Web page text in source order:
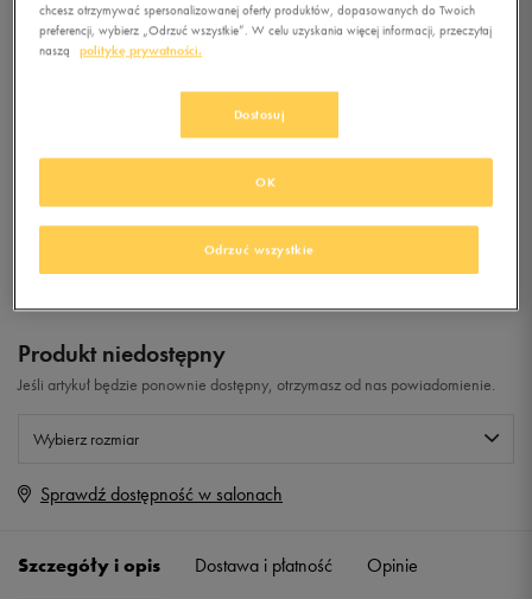
NIKE REVOLUTION EU
KLUBIE 50 STYLE
Produkt niedostępny
Jeśli artykuł będzie ponownie dostępny, otrzymasz od nas powiadomienie.
Wybierz rozmiar
Rozmiary EU
Sprawdź dostępność w salonach
Szczegóły i opis Dostawa i płatność Opinie
chcesz otrzymywać spersonalizowanej oferty produktów, dopasowanych do Twoich
preferencji, wybierz „Odrzuć wszystkie”. W celu uzyskania więcej informacji, przeczytaj
naszą
politykę prywatności.
Dostosuj
Odrzuć wszystkie
OK